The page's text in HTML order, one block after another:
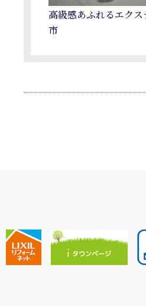
高級感あふれるエク
市